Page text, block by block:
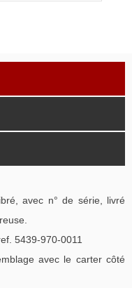
avec n° de série, livré
5439-970-0011
avec le carter côté